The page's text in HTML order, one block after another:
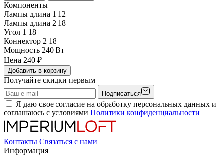
Компоненты
Лампы длина 1 12
Лампы длина 2 18
Угол 1 18
Коннектор 2 18
Мощность 240 Вт
Цена 240 ₽
Добавить в корзину
Получайте скидки первым
Подписаться
Я даю свое согласие на обработку персональных данных и
соглашаюсь с условиями Политики конфиденциальности
Контакты Связаться с нами
Информация